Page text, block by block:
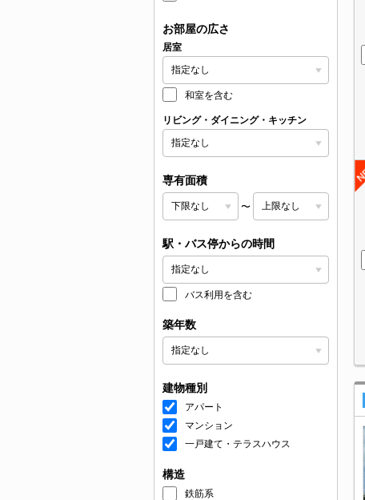
お部屋の広さ
居室
和室を含む
リビング・ダイニング・キッチン
専有面積
〜
駅・バス停からの時間
バス利用を含む
築年数
建物種別
アパート
マンション
一戸建て・テラスハウス
構造
鉄筋系